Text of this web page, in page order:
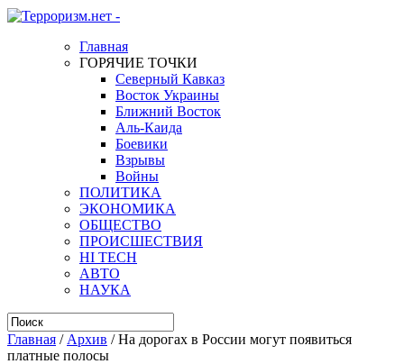
Главная
ГОРЯЧИЕ ТОЧКИ
Северный Кавказ
Восток Украины
Ближний Восток
Аль-Каида
Боевики
Взрывы
Войны
ПОЛИТИКА
ЭКОНОМИКА
ОБЩЕСТВО
ПРОИСШЕСТВИЯ
HI TECH
АВТО
НАУКА
Главная / Архив /На дорогах в России могут появиться
платные полосы